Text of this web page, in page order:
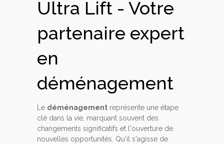
Ultra Lift - Votre
partenaire expert
en
déménagement
Le déménagement représente une étape
clé dans la vie, marquant souvent des
changements significatifs et l'ouverture de
nouvelles opportunités. Qu'il s'agisse de